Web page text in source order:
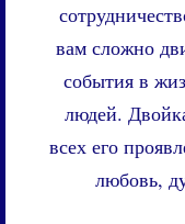
вам сложно
события в
людей.
всех его
любовь,